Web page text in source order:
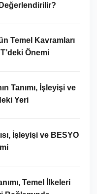
Temel Kavramları
Önemi
Tanımı, İşleyişi ve
Yeri
İşleyişi ve BESYO
Temel İlkeleri